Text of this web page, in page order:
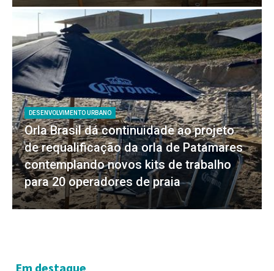
DESENVOLVIMENTO URBANO
Orla Brasil dá continuidade ao projeto
de requalificação da orla de Patamares
contemplando novos kits de trabalho
para 20 operadores de praia
Em destaque